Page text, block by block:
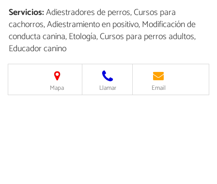
Servicios:Adiestradores de perros, Cursos para
cachorros, Adiestramiento en positivo, Modificación de
conducta canina, Etología, Cursos para perros adultos,
Educador canino
Mapa Llamar Email